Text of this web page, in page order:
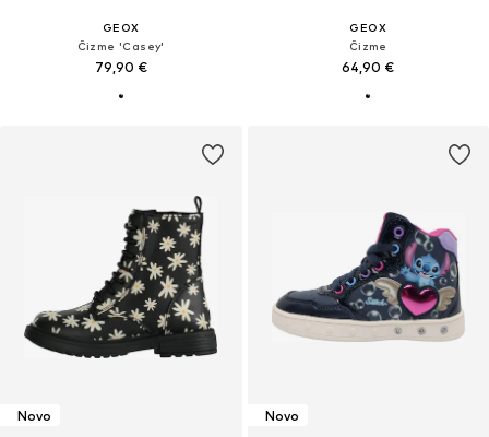
GEOX
Čizme 'Casey'
79,90 €
GEOX
Čizme
64,90 €
Novo Novo